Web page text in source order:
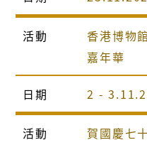
活動
香港博物
嘉年華
日期 2 -
活動
賀國慶七